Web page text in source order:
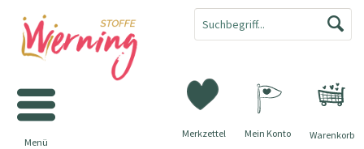
Warenkorb
Merkzettel Mein Konto
Menü